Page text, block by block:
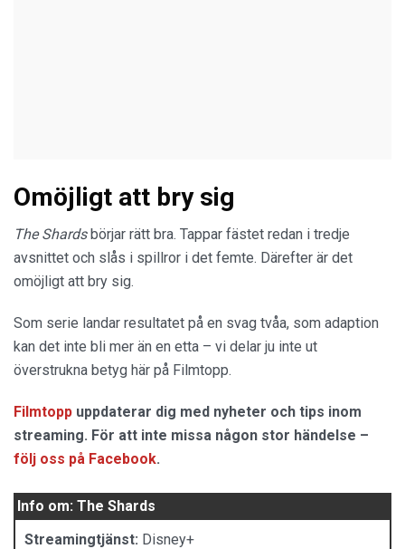
Omöjligt att bry sig
The Shardsbörjar rätt bra. Tappar fästet redan i tredje
avsnittet och slås i spillror i det femte. Därefter är det
omöjligt att bry sig.
Som serie landar resultatet på en svag tvåa, som adaption
kan det inte bli mer än en etta – vi delar ju inte ut
överstrukna betyg här på Filmtopp.
Filmtopp uppdaterar dig med nyheter och tips inom
streaming. För att inte missa någon stor händelse –
följ oss på Facebook.
Info om: The Shards
Streamingtjänst: Disney+